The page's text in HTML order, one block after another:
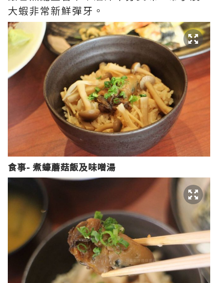
大蝦非常新鮮彈牙。
食事- 煮蠔蘑菇飯及味噌湯